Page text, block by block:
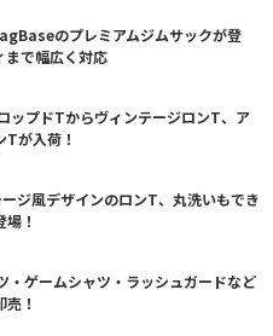
のプレミアムジムサックが登
まで幅広く対応
ップドTからヴィンテージロンT、ア
Tが入荷！
ジ風デザインのロンT、丸洗いもでき
！
・ゲームシャツ・ラッシュガードなど
！